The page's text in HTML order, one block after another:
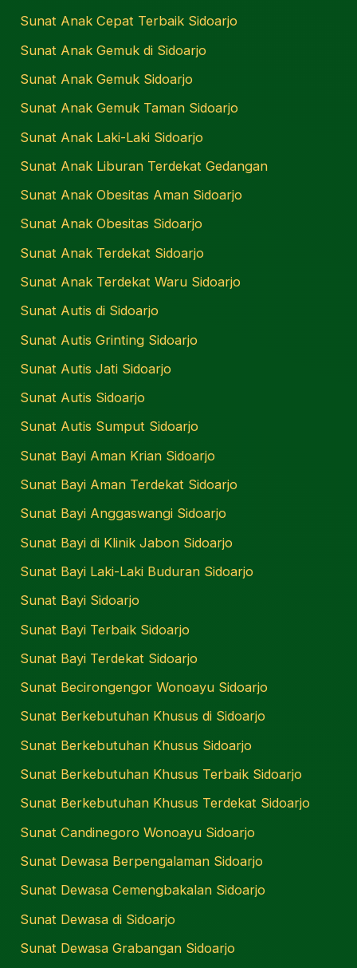
Sunat Anak Cepat Terbaik Sidoarjo
Sunat Anak Gemuk di Sidoarjo
Sunat Anak Gemuk Sidoarjo
Sunat Anak Gemuk Taman Sidoarjo
Sunat Anak Laki-Laki Sidoarjo
Sunat Anak Liburan Terdekat Gedangan
Sunat Anak Obesitas Aman Sidoarjo
Sunat Anak Obesitas Sidoarjo
Sunat Anak Terdekat Sidoarjo
Sunat Anak Terdekat Waru Sidoarjo
Sunat Autis di Sidoarjo
Sunat Autis Grinting Sidoarjo
Sunat Autis Jati Sidoarjo
Sunat Autis Sidoarjo
Sunat Autis Sumput Sidoarjo
Sunat Bayi Aman Krian Sidoarjo
Sunat Bayi Aman Terdekat Sidoarjo
Sunat Bayi Anggaswangi Sidoarjo
Sunat Bayi di Klinik Jabon Sidoarjo
Sunat Bayi Laki-Laki Buduran Sidoarjo
Sunat Bayi Sidoarjo
Sunat Bayi Terbaik Sidoarjo
Sunat Bayi Terdekat Sidoarjo
Sunat Becirongengor Wonoayu Sidoarjo
Sunat Berkebutuhan Khusus di Sidoarjo
Sunat Berkebutuhan Khusus Sidoarjo
Sunat Berkebutuhan Khusus Terbaik Sidoarjo
Sunat Berkebutuhan Khusus Terdekat Sidoarjo
Sunat Candinegoro Wonoayu Sidoarjo
Sunat Dewasa Berpengalaman Sidoarjo
Sunat Dewasa Cemengbakalan Sidoarjo
Sunat Dewasa di Sidoarjo
Sunat Dewasa Grabangan Sidoarjo